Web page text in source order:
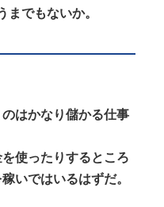
までもないか。
はかなり儲かる仕事
使ったりするところ
いではいるはずだ。